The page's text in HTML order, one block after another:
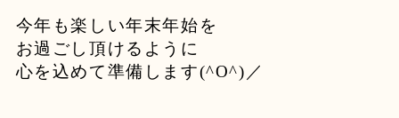
今年も楽しい年末年始を
お過ごし頂けるように
心を込めて準備します(^O^)／